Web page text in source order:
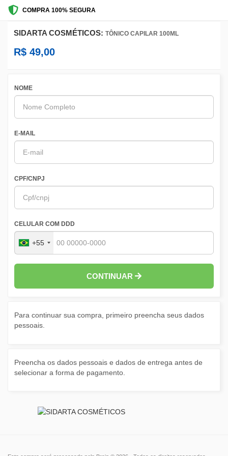
COMPRA 100% SEGURA
SIDARTA COSMÉTICOS: TÔNICO CAPILAR 100ML
R$ 49,00
NOME
E-MAIL
CPF/CNPJ
CELULAR COM DDD
+55
CONTINUAR
Para continuar sua compra, primeiro preencha seus dados
pessoais.
Preencha os dados pessoais e dados de entrega antes de
selecionar a forma de pagamento.